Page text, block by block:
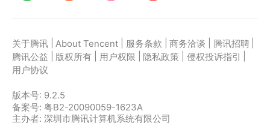
关于腾讯 About Tencent 服务条款 商务洽谈 腾讯招聘
腾讯公益
版权所有 用户权限 隐私政策 侵权投诉指引
用户协议
版本号: 9.2.5
备案号: 粤B2-20090059-1623A
主办者: 深圳市腾讯计算机系统有限公司